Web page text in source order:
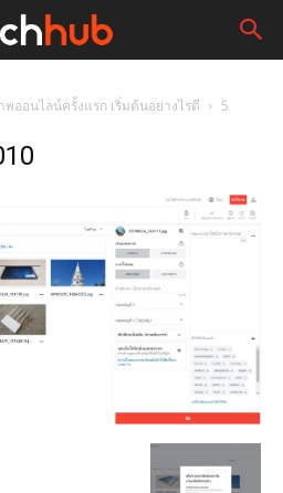
ออนไลน์ครั้งแรก เริ่มต้นอย่างไรดี
5